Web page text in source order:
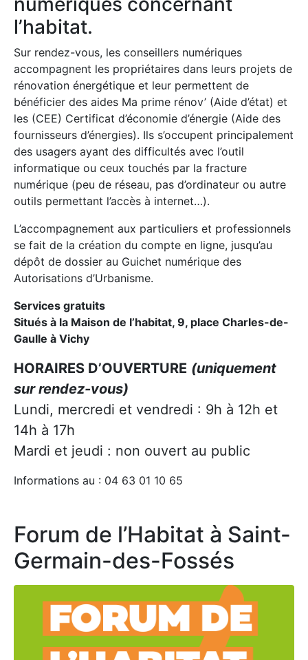
l’habitat.
Sur rendez-vous, les conseillers numériques
accompagnent les propriétaires dans leurs projets de
rénovation énergétique et leur permettent de
bénéficier des aides Ma prime rénov’ (Aide d’état) et
les (CEE) Certificat d’économie d’énergie (Aide des
fournisseurs d’énergies). Ils s’occupent principalement
des usagers ayant des difficultés avec l’outil
informatique ou ceux touchés par la fracture
numérique (peu de réseau, pas d’ordinateur ou autre
outils permettant l’accès à internet…).
L’accompagnement aux particuliers et professionnels
se fait de la création du compte en ligne, jusqu’au
dépôt de dossier au Guichet numérique des
Autorisations d’Urbanisme.
Services gratuits
Situés à la Maison de l’habitat, 9, place Charles-de-
Gaulle à Vichy
HORAIRES D’OUVERTURE (uniquement
sur rendez-vous)
Lundi, mercredi et vendredi : 9h à 12h et
14h à 17h
Mardi et jeudi : non ouvert au public
Informations au : 04 63 01 10 65
Forum de l’Habitat à Saint-
Germain-des-Fossés